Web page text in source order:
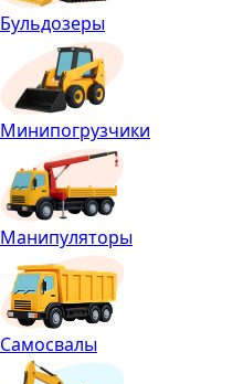
Бульдозеры
Минипогрузчики
Манипуляторы
Самосвалы